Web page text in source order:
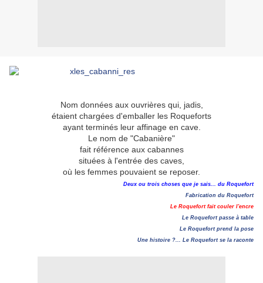
Nom données aux ouvrières qui, jadis,
étaient chargées d'emballer les Roqueforts
ayant terminés leur affinage en cave.
Le nom de "Cabanière"
fait référence aux cabannes
situées à l'entrée des caves,
où les femmes pouvaient se reposer.
Deux ou trois choses que je sais... du Roquefort
Fabrication du Roquefort
Le Roquefort fait couler l'encre
Le Roquefort passe à table
Le Roquefort prend la pose
Une histoire ?... Le Roquefort se la raconte